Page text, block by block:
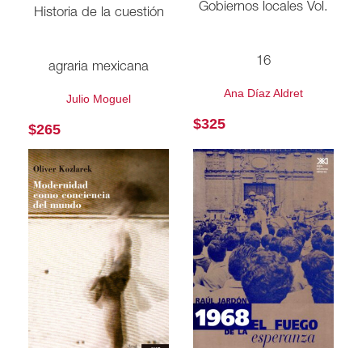
Historia de la cuestión
agraria mexicana
Julio Moguel
$265
Gobiernos locales Vol.
16
Ana Díaz Aldret
$325